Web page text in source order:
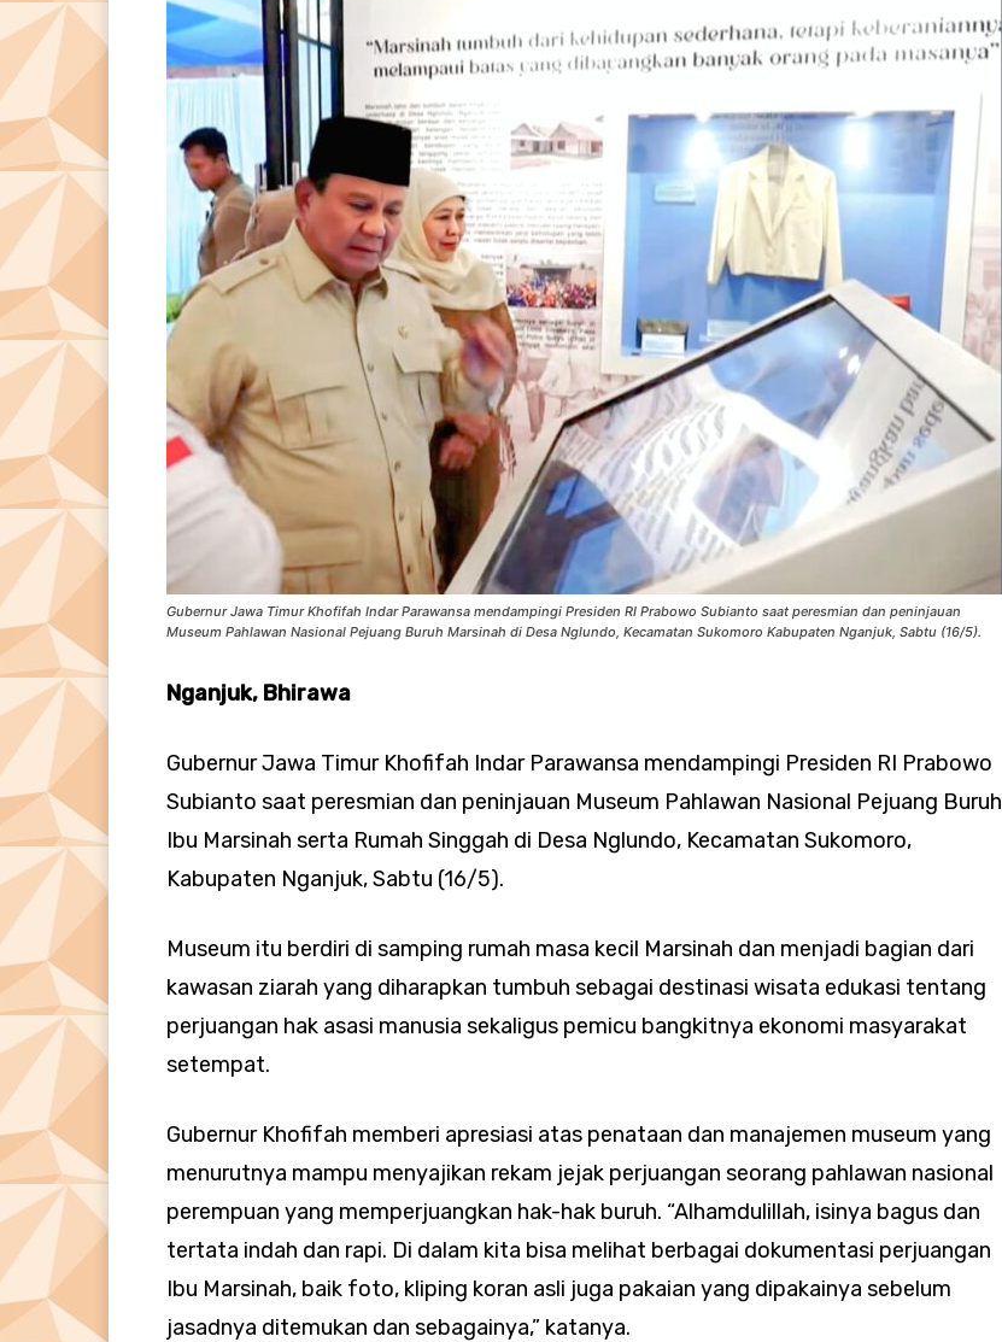
Gubernur Jawa Timur Khofifah Indar Parawansa mendampingi Presiden RI Prabowo Subianto saat peresmian dan peninjauan
Museum Pahlawan Nasional Pejuang Buruh Marsinah di Desa Nglundo, Kecamatan Sukomoro Kabupaten Nganjuk, Sabtu (16/5).
Nganjuk, Bhirawa
Gubernur Jawa Timur Khofifah Indar Parawansa mendampingi Presiden RI Prabowo
Subianto saat peresmian dan peninjauan Museum Pahlawan Nasional Pejuang Buruh
Ibu Marsinah serta Rumah Singgah di Desa Nglundo, Kecamatan Sukomoro,
Kabupaten Nganjuk, Sabtu (16/5).
Museum itu berdiri di samping rumah masa kecil Marsinah dan menjadi bagian dari
kawasan ziarah yang diharapkan tumbuh sebagai destinasi wisata edukasi tentang
perjuangan hak asasi manusia sekaligus pemicu bangkitnya ekonomi masyarakat
setempat.
Gubernur Khofifah memberi apresiasi atas penataan dan manajemen museum yang
menurutnya mampu menyajikan rekam jejak perjuangan seorang pahlawan nasional
perempuan yang memperjuangkan hak-hak buruh. “Alhamdulillah, isinya bagus dan
tertata indah dan rapi. Di dalam kita bisa melihat berbagai dokumentasi perjuangan
Ibu Marsinah, baik foto, kliping koran asli juga pakaian yang dipakainya sebelum
jasadnya ditemukan dan sebagainya,” katanya.